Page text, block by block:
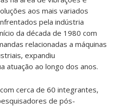
aos mais variados
pela indústria
da década de 1980 com
relacionadas a máquinas
expandiu
atuação ao longo dos anos.
cerca de 60 integrantes,
de pós-